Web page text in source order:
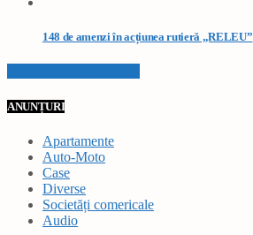
148 de amenzi în acțiunea rutieră „RELEU”
ANUNȚURI
Apartamente
Auto-Moto
Case
Diverse
Societăți comericale
Audio